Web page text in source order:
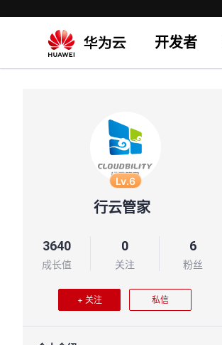
开发者
Lv.6
行云管家
3640
成长值
0
关注
6
粉丝
+ 关注 私信